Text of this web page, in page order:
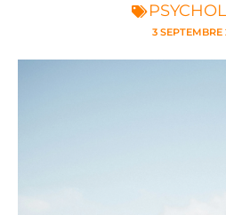
3 SEPTEMBRE